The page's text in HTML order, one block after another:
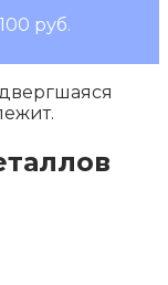
руб.